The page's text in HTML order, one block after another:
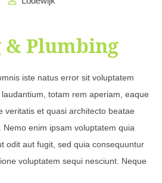
Plumbing
iste natus error sit voluptatem
totam rem aperiam, eaque
veritatis et quasi architecto beatae
enim ipsam voluptatem quia
odit aut fugit, sed quia consequuntur
voluptatem sequi nesciunt. Neque